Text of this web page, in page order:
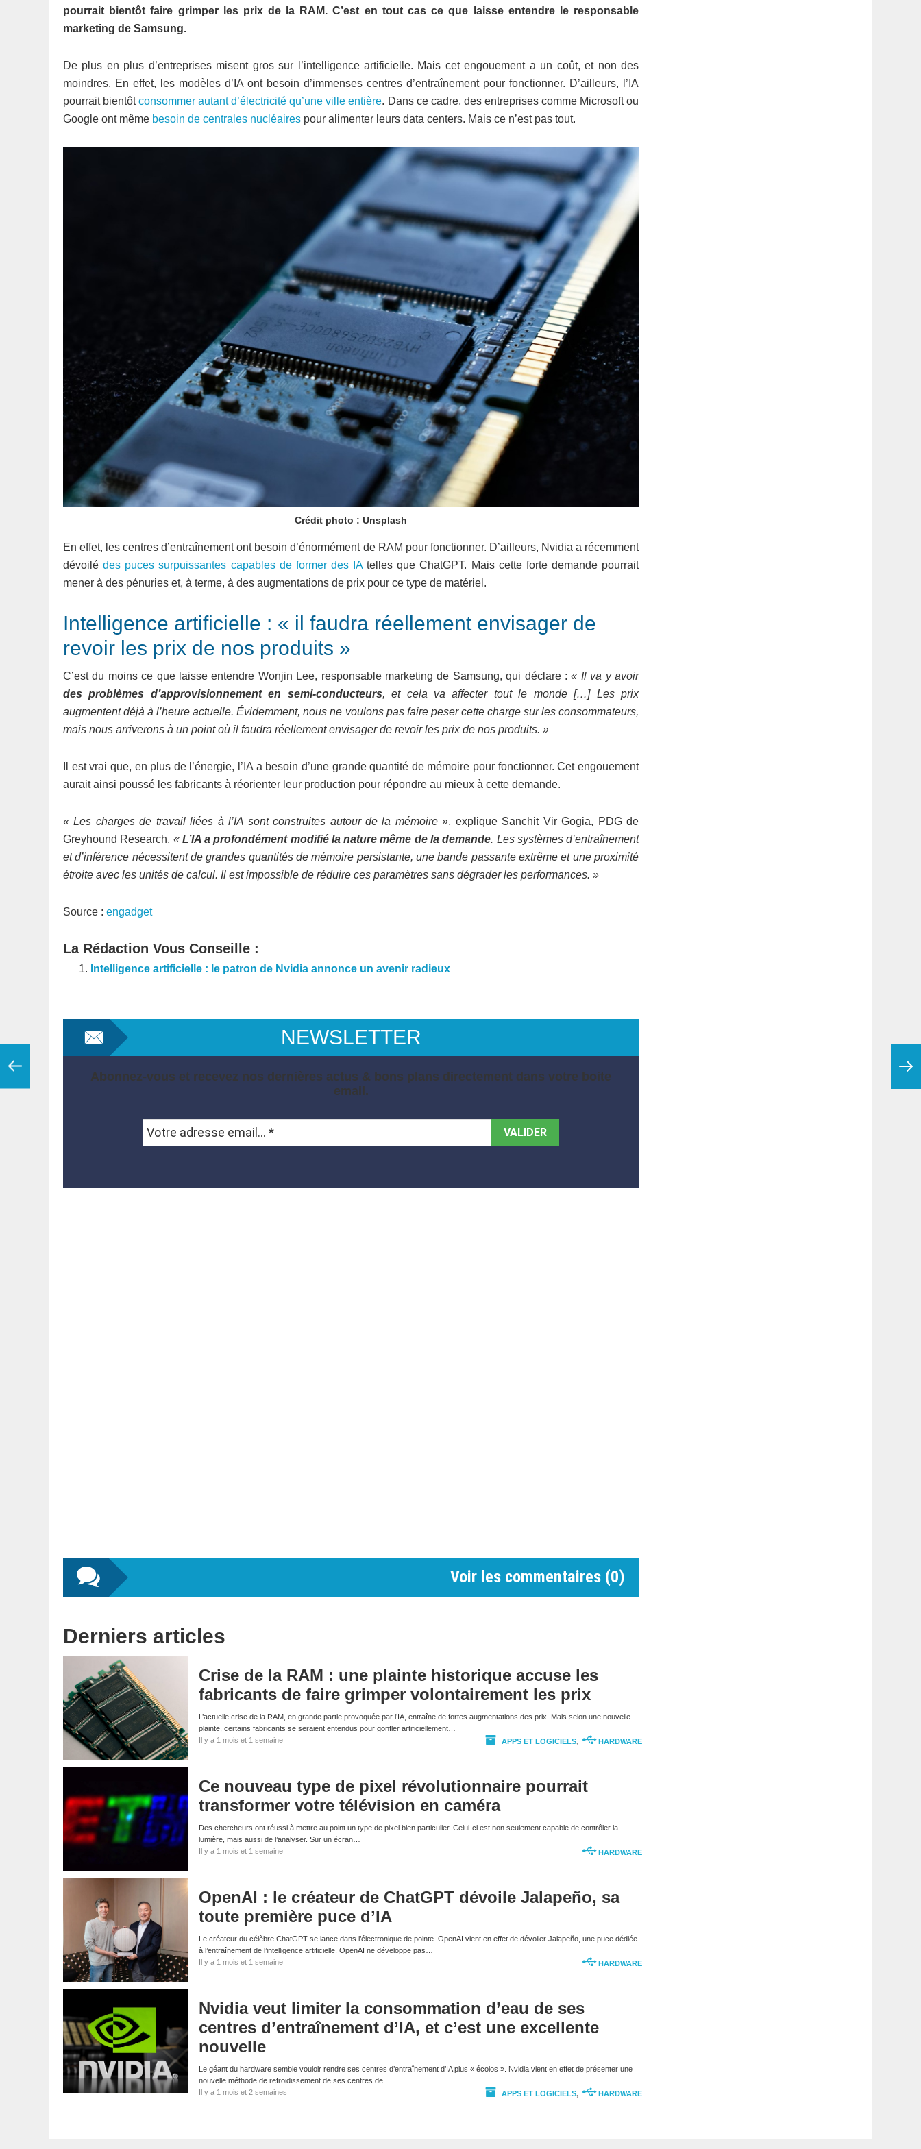
pourrait bientôt faire grimper les prix de la RAM. C’est en tout cas ce que laisse entendre le responsable
marketing de Samsung.
De plus en plus d’entreprises misent gros sur l’intelligence artificielle. Mais cet engouement a un coût, et non des
moindres. En effet, les modèles d’IA ont besoin d’immenses centres d’entraînement pour fonctionner. D’ailleurs, l’IA
pourrait bientôtconsommer autant d’électricité qu’une ville entière. Dans ce cadre, des entreprises comme Microsoft ou
Google ont même besoin de centrales nucléaires pour alimenter leurs data centers. Mais ce n’est pas tout.
Crédit photo : Unsplash
En effet, les centres d’entraînement ont besoin d’énormément de RAM pour fonctionner. D’ailleurs, Nvidia a récemment
dévoilédes puces surpuissantes capables de former des IAtelles que ChatGPT. Mais cette forte demande pourrait
mener à des pénuries et, à terme, à des augmentations de prix pour ce type de matériel.
Intelligence artificielle : « il faudra réellement envisager de
revoir les prix de nos produits »
C’est du moins ce que laisse entendre Wonjin Lee, responsable marketing de Samsung, qui déclare :« Il va y avoir
des problèmes d’approvisionnement en semi-conducteurs, et cela va affecter tout le monde […] Les prix
augmentent déjà à l’heure actuelle. Évidemment, nous ne voulons pas faire peser cette charge sur les consommateurs,
mais nous arriverons à un point où il faudra réellement envisager de revoir les prix de nos produits. »
Il est vrai que, en plus de l’énergie, l’IA a besoin d’une grande quantité de mémoire pour fonctionner. Cet engouement
aurait ainsi poussé les fabricants à réorienter leur production pour répondre au mieux à cette demande.
« Les charges de travail liées à l’IA sont construites autour de la mémoire », explique Sanchit Vir Gogia, PDG de
Greyhound Research. « L’IA a profondément modifié la nature même de la demande. Les systèmes d’entraînement
et d’inférence nécessitent de grandes quantités de mémoire persistante, une bande passante extrême et une proximité
étroite avec les unités de calcul. Il est impossible de réduire ces paramètres sans dégrader les performances. »
Source : engadget
La Rédaction Vous Conseille :
Intelligence artificielle : le patron de Nvidia annonce un avenir radieux
NEWSLETTER
Abonnez-vous et recevez nos dernières actus & bons plans directement dans votre boite
email.
Voir les commentaires (0)
Derniers articles
Crise de la RAM : une plainte historique accuse les
fabricants de faire grimper volontairement les prix
L’actuelle crise de la RAM, en grande partie provoquée par l’IA, entraîne de fortes augmentations des prix. Mais selon une nouvelle
plainte, certains fabricants se seraient entendus pour gonfler artificiellement…
Il y a 1 mois et 1 semaine
APPS ET LOGICIELS, HARDWARE
Ce nouveau type de pixel révolutionnaire pourrait
transformer votre télévision en caméra
Des chercheurs ont réussi à mettre au point un type de pixel bien particulier. Celui-ci est non seulement capable de contrôler la
lumière, mais aussi de l’analyser. Sur un écran…
Il y a 1 mois et 1 semaine
HARDWARE
OpenAI : le créateur de ChatGPT dévoile Jalapeño, sa
toute première puce d’IA
Le créateur du célèbre ChatGPT se lance dans l’électronique de pointe. OpenAI vient en effet de dévoiler Jalapeño, une puce dédiée
à l’entraînement de l’intelligence artificielle. OpenAI ne développe pas…
Il y a 1 mois et 1 semaine
HARDWARE
Nvidia veut limiter la consommation d’eau de ses
centres d’entraînement d’IA, et c’est une excellente
nouvelle
Le géant du hardware semble vouloir rendre ses centres d’entraînement d’IA plus « écolos ». Nvidia vient en effet de présenter une
nouvelle méthode de refroidissement de ses centres de…
Il y a 1 mois et 2 semaines
APPS ET LOGICIELS, HARDWARE